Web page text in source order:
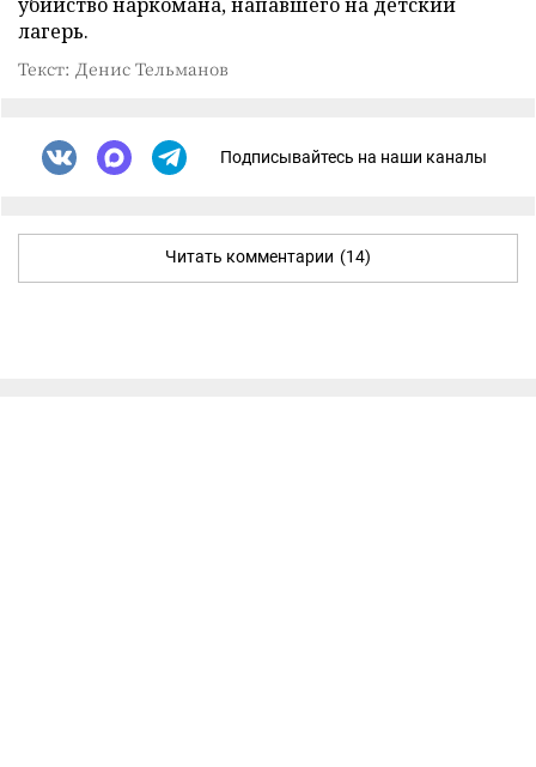
лагерь.
Текст: Денис Тельманов
Подписывайтесь на наши каналы
Читать комментарии (14)